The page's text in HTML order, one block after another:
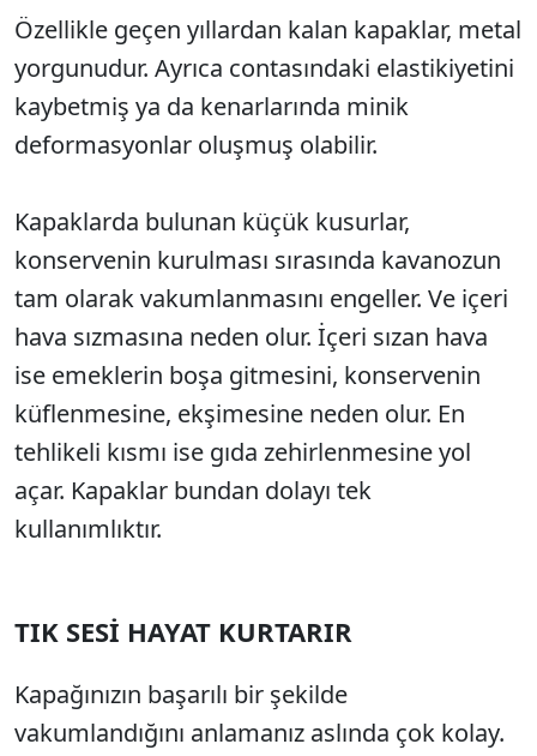
Sesi Aç
Özellikle geçen yıllardan kalan kapaklar, metal
yorgunudur. Ayrıca contasındaki elastikiyetini
kaybetmiş ya da kenarlarında minik
deformasyonlar oluşmuş olabilir.
Kapaklarda bulunan küçük kusurlar,
konservenin kurulması sırasında kavanozun
tam olarak vakumlanmasını engeller. Ve içeri
hava sızmasına neden olur. İçeri sızan hava
ise emeklerin boşa gitmesini, konservenin
küflenmesine, ekşimesine neden olur. En
tehlikeli kısmı ise gıda zehirlenmesine yol
açar. Kapaklar bundan dolayı tek
kullanımlıktır.
TIK SESİ HAYAT KURTARIR
Kapağınızın başarılı bir şekilde
vakumlandığını anlamanız aslında çok kolay.